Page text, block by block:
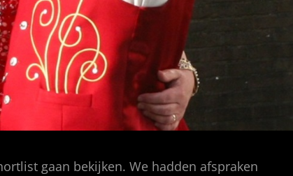
gaan bekijken. We hadden afspraken